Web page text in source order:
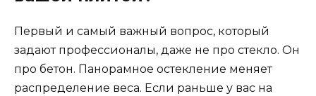
Первый и самый важный вопрос, который
задают профессионалы, даже не про стекло. Он
про бетон. Панорамное остекление меняет
распределение веса. Если раньше у вас на